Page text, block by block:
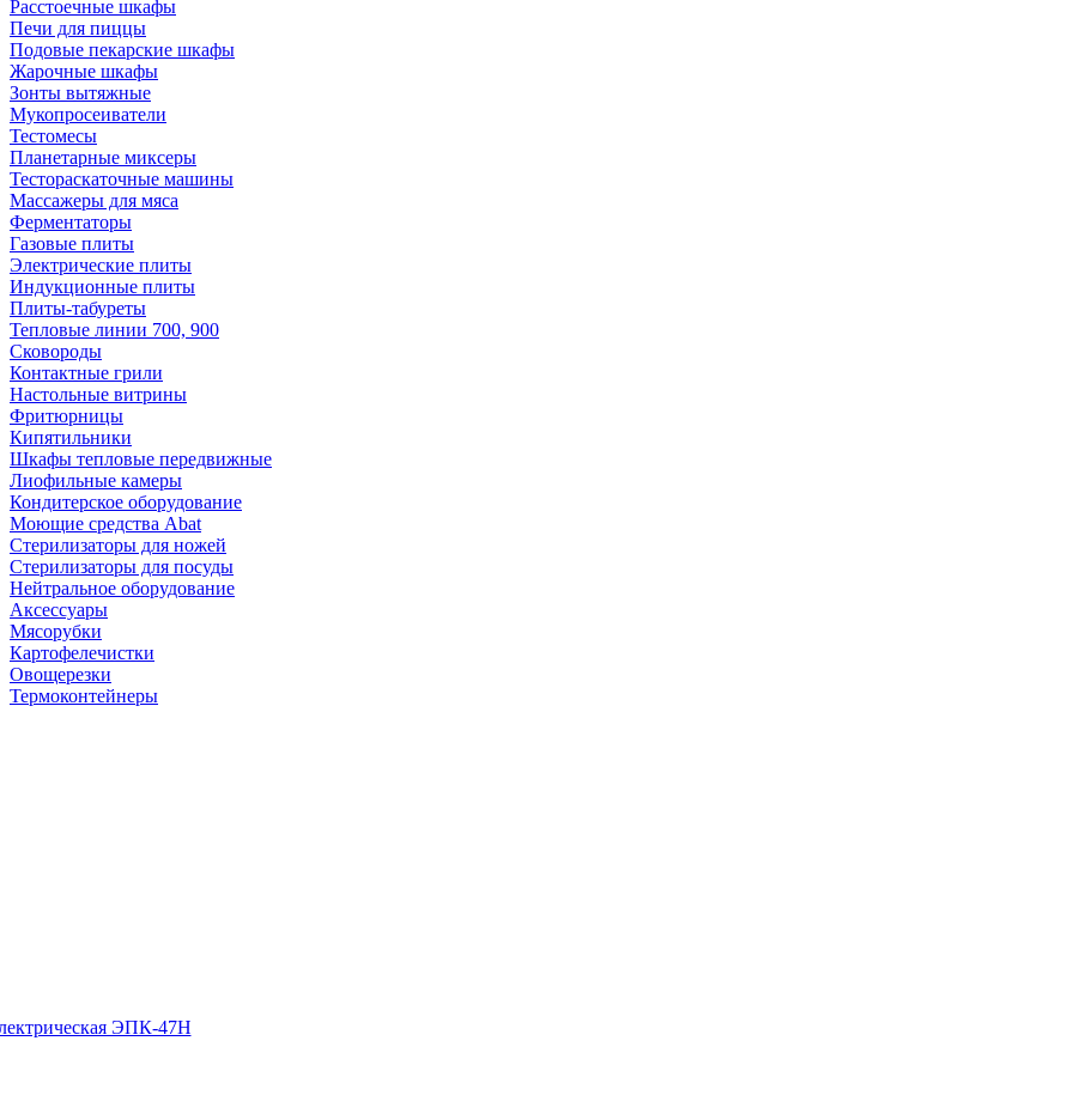
Расстоечные шкафы
Печи для пиццы
Подовые пекарские шкафы
Жарочные шкафы
Зонты вытяжные
Мукопросеиватели
Тестомесы
Планетарные миксеры
Тестораскаточные машины
Массажеры для мяса
Ферментаторы
Газовые плиты
Электрические плиты
Индукционные плиты
Плиты-табуреты
Тепловые линии 700, 900
Сковороды
Контактные грили
Настольные витрины
Фритюрницы
Кипятильники
Шкафы тепловые передвижные
Лиофильные камеры
Кондитерское оборудование
Моющие средства Abat
Стерилизаторы для ножей
Стерилизаторы для посуды
Нейтральное оборудование
Аксессуары
Мясорубки
Картофелечистки
Овощерезки
Термоконтейнеры